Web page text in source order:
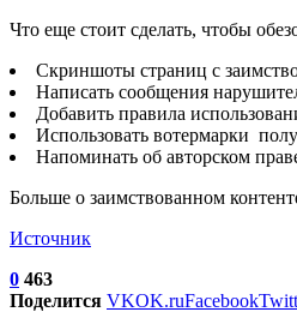
Что еще стоит сделать, чтобы
Скриншоты страниц с
Написать сообщения
Добавить правила
Использовать вотермарки
Напоминать об авторском
Больше о заимствованном
Источник
0 463
Поделится VKOK.ruFacebook